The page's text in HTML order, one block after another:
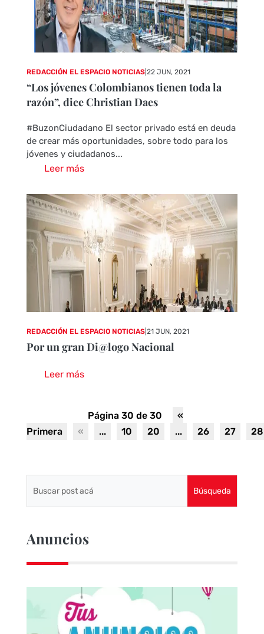
REDACCIÓN EL ESPACIO NOTICIAS| 22 JUN, 2021
“Los jóvenes Colombianos tienen toda la
razón”, dice Christian Daes
#BuzonCiudadano El sector privado está en deuda
de crear más oportunidades, sobre todo para los
jóvenes y ciudadanos...
Leer más
REDACCIÓN EL ESPACIO NOTICIAS| 21 JUN, 2021
Por un gran Di@logo Nacional
Leer más
Página 30 de 30
«
Primera
« ... 10 20 ... 26 27 28
Anuncios